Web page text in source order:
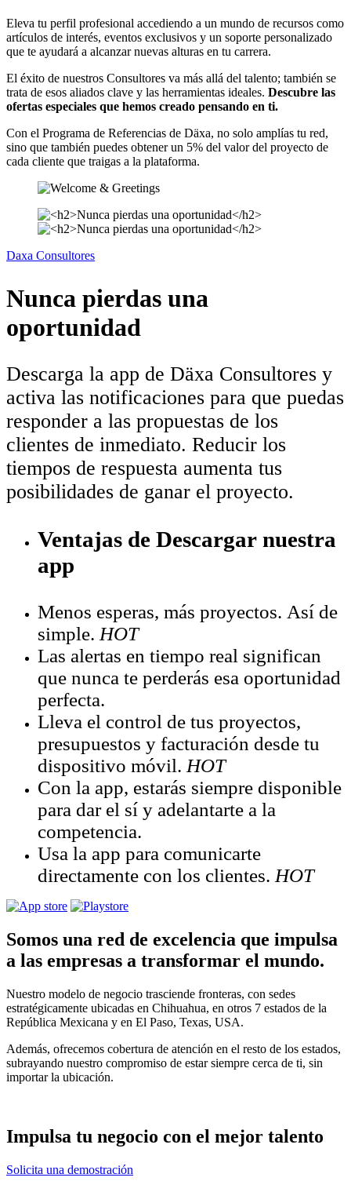
Eleva tu perfil profesional accediendo a un mundo de recursos como
artículos de interés, eventos exclusivos y un soporte personalizado
que te ayudará a alcanzar nuevas alturas en tu carrera.
El éxito de nuestros Consultores va más allá del talento; también se
trata de esos aliados clave y las herramientas ideales. Descubre las
ofertas especiales que hemos creado pensando en ti.
Con el Programa de Referencias de Däxa, no solo amplías tu red,
sino que también puedes obtener un 5% del valor del proyecto de
cada cliente que traigas a la plataforma.
Daxa Consultores
Nunca pierdas una
oportunidad
Descarga la app de Däxa Consultores y
activa las notificaciones para que puedas
responder a las propuestas de los
clientes de inmediato. Reducir los
tiempos de respuesta aumenta tus
posibilidades de ganar el proyecto.
Ventajas de Descargar nuestra
app
Menos esperas, más proyectos. Así de
simple. HOT
Las alertas en tiempo real significan
que nunca te perderás esa oportunidad
perfecta.
Lleva el control de tus proyectos,
presupuestos y facturación desde tu
dispositivo móvil. HOT
Con la app, estarás siempre disponible
para dar el sí y adelantarte a la
competencia.
Usa la app para comunicarte
directamente con los clientes. HOT
Somos una red de excelencia que impulsa
a las empresas a transformar el mundo.
Nuestro modelo de negocio trasciende fronteras, con sedes
estratégicamente ubicadas en Chihuahua, en otros 7 estados de la
República Mexicana y en El Paso, Texas, USA.
Además, ofrecemos cobertura de atención en el resto de los estados,
subrayando nuestro compromiso de estar siempre cerca de ti, sin
importar la ubicación.
Impulsa tu negocio con el mejor talento
Solicita una demostración